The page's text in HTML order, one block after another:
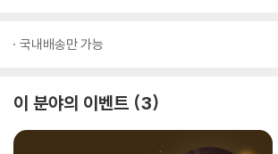
국내배송만 가능
이 분야의 이벤트 3